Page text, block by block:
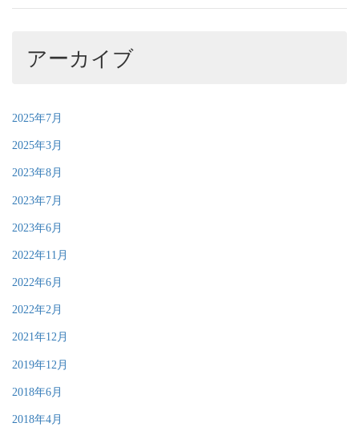
アーカイブ
2025年7月
2025年3月
2023年8月
2023年7月
2023年6月
2022年11月
2022年6月
2022年2月
2021年12月
2019年12月
2018年6月
2018年4月